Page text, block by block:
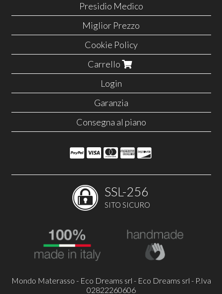
Presidio Medico
Miglior Prezzo
Cookie Policy
Carrello
Login
Garanzia
Consegna al piano
SSL-256
SITO SICURO
Mondo Materasso - Eco Dreams srl - Eco Dreams srl - P.Iva
02822260606